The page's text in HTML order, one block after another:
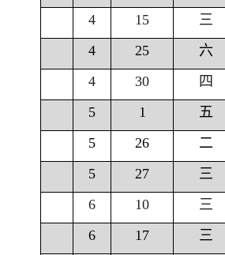
4
15 三
4
25 六
4
30 四
5
1 五
5
26 二
5
27 三
6
10 三
6
17 三